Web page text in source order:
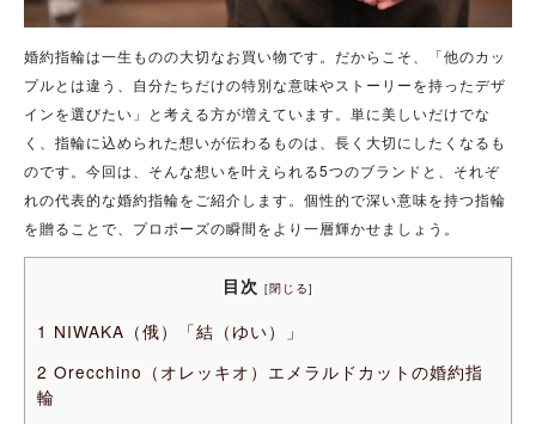
婚約指輪は一生ものの大切なお買い物です。だからこそ、「他のカッ
プルとは違う、自分たちだけの特別な意味やストーリーを持ったデザ
インを選びたい」と考える方が増えています。単に美しいだけでな
く、指輪に込められた想いが伝わるものは、長く大切にしたくなるも
のです。今回は、そんな想いを叶えられる5つのブランドと、それぞ
れの代表的な婚約指輪をご紹介します。個性的で深い意味を持つ指輪
を贈ることで、プロポーズの瞬間をより一層輝かせましょう。
目次 [閉じる]
1 NIWAKA（俄）「結（ゆい）」
2 Orecchino（オレッキオ）エメラルドカットの婚約指
輪